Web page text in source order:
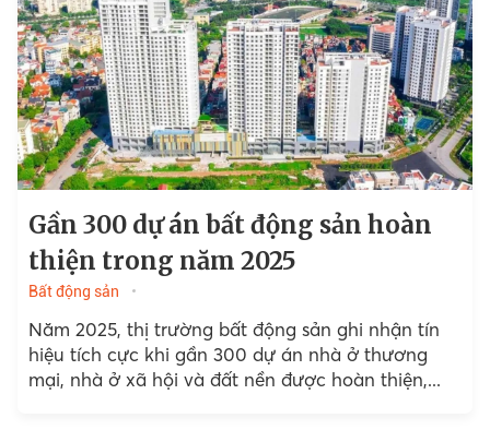
Gần 300 dự án bất động sản hoàn
thiện trong năm 2025
Bất động sản
Năm 2025, thị trường bất động sản ghi nhận tín
hiệu tích cực khi gần 300 dự án nhà ở thương
mại, nhà ở xã hội và đất nền được hoàn thiện,...